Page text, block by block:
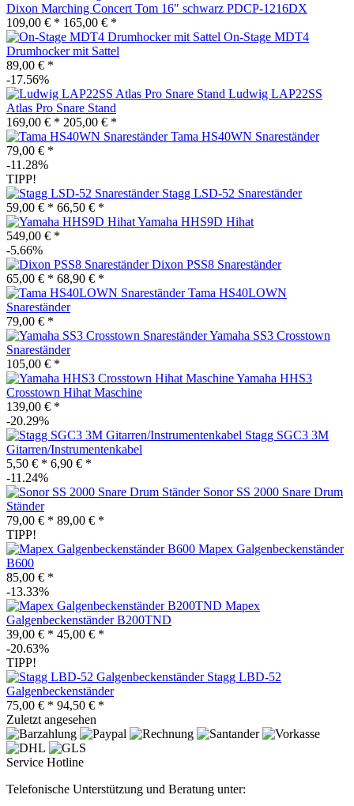
Dixon Marching Concert Tom 16" schwarz PDCP-1216DX
109,00 € * 165,00 € *
On-Stage MDT4
Drumhocker mit Sattel
89,00 € *
-17.56%
Ludwig LAP22SS
Atlas Pro Snare Stand
169,00 € * 205,00 € *
Tama HS40WN Snareständer
79,00 € *
-11.28%
TIPP!
Stagg LSD-52 Snareständer
59,00 € * 66,50 € *
Yamaha HHS9D Hihat
549,00 € *
-5.66%
Dixon PSS8 Snareständer
65,00 € * 68,90 € *
Tama HS40LOWN
Snareständer
79,00 € *
Yamaha SS3 Crosstown
Snareständer
105,00 € *
Yamaha HHS3
Crosstown Hihat Maschine
139,00 € *
-20.29%
Stagg SGC3 3M
Gitarren/Instrumentenkabel
5,50 € * 6,90 € *
-11.24%
Sonor SS 2000 Snare Drum
Ständer
79,00 € * 89,00 € *
TIPP!
Mapex Galgenbeckenständer
B600
85,00 € *
-13.33%
Mapex
Galgenbeckenständer B200TND
39,00 € * 45,00 € *
-20.63%
TIPP!
Stagg LBD-52
Galgenbeckenständer
75,00 € * 94,50 € *
Zuletzt angesehen
Service Hotline
Telefonische Unterstützung und Beratung unter: